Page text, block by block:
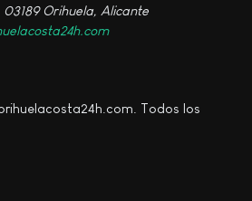
Orihuela, Alicante
Todos los